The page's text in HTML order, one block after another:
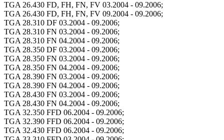
TGA 26.430 FD, FH, FN, FV 03.2004 - 09.2006;
TGA 26.430 FD, FH, FN, FV 09.2004 - 09.2006;
TGA 28.310 DF 03.2004 - 09.2006;
TGA 28.310 FN 03.2004 - 09.2006;
TGA 28.310 FN 04.2004 - 09.2006;
TGA 28.350 DF 03.2004 - 09.2006;
TGA 28.350 FN 03.2004 - 09.2006;
TGA 28.350 FN 04.2004 - 09.2006;
TGA 28.390 FN 03.2004 - 09.2006;
TGA 28.390 FN 04.2004 - 09.2006;
TGA 28.430 FN 03.2004 - 09.2006;
TGA 28.430 FN 04.2004 - 09.2006;
TGA 32.350 FFD 06.2004 - 09.2006;
TGA 32.390 FFD 06.2004 - 09.2006;
TGA 32.430 FFD 06.2004 - 09.2006;